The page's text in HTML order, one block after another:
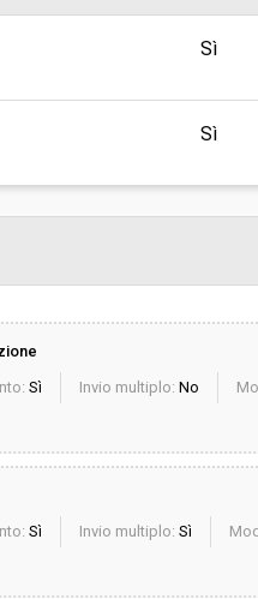
Sì
Sì
Sì Invio multiplo: No
Sì Invio multiplo: Sì